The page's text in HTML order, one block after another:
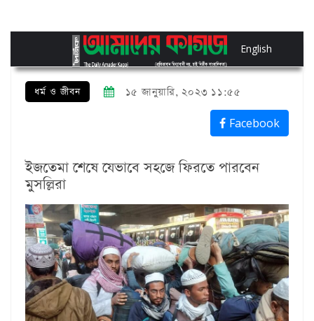
English
ধর্ম ও জীবন ১৫ জানুয়ারি, ২০২৩ ১১:৫৫
Facebook
ইজতেমা শেষে যেভাবে সহজে ফিরতে পারবেন
মুসল্লিরা